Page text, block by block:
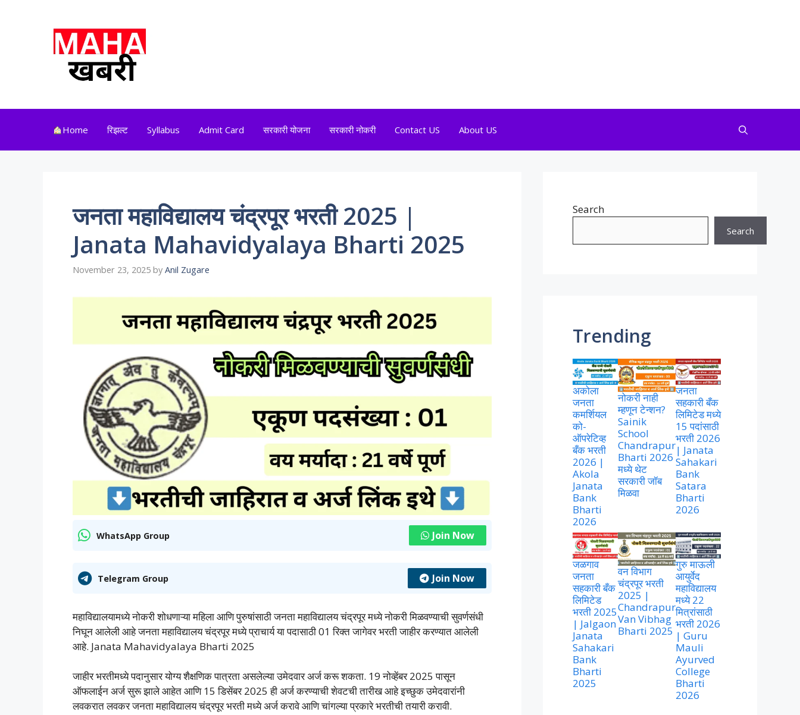
Home रिझल्ट Syllabus Admit Card सरकारी योजना सरकारी नोकरी Contact US About US
जनता महाविद्यालय चंद्रपूर भरती 2025 |
Janata Mahavidyalaya Bharti 2025
November 23, 2025 by Anil Zugare
WhatsApp Group Join Now
Telegram Group Join Now
महाविद्यालयामध्ये नोकरी शोधणाऱ्या महिला आणि पुरुषांसाठी जनता महाविद्यालय चंद्रपूर मध्ये नोकरी मिळवण्याची सुवर्णसंधी
निघून आलेली आहे जनता महाविद्यालय चंद्रपूर मध्ये प्राचार्य या पदासाठी 01 रिक्त जागेवर भरती जाहीर करण्यात आलेली
आहे. Janata Mahavidyalaya Bharti 2025
जाहीर भरतीमध्ये पदानुसार योग्य शैक्षणिक पात्रता असलेल्या उमेदवार अर्ज करू शकता. 19 नोव्हेंबर 2025 पासून
ऑफलाईन अर्ज सुरू झाले आहेत आणि 15 डिसेंबर 2025 ही अर्ज करण्याची शेवटची तारीख आहे इच्छुक उमेदवारांनी
लवकरात लवकर जनता महाविद्यालय चंद्रपूर भरती मध्ये अर्ज करावे आणि चांगल्या प्रकारे भरतीची तयारी करावी.
Search
Search
Trending
अकोला
जनता
कमर्शियल
को-
ऑपरेटिव्ह
बँक भरती
2026 |
Akola
Janata
Bank
Bharti
2026
नोकरी नाही
म्हणून टेन्शन?
Sainik
School
Chandrapur
Bharti 2026
मध्ये थेट
सरकारी जॉब
मिळवा
जनता
सहकारी बँक
लिमिटेड मध्ये
15 पदांसाठी
भरती 2026
| Janata
Sahakari
Bank
Satara
Bharti
2026
जळगाव
जनता
सहकारी बँक
लिमिटेड
भरती 2025
| Jalgaon
Janata
Sahakari
Bank
Bharti
2025
वन विभाग
चंद्रपूर भरती
2025 |
Chandrapur
Van Vibhag
Bharti 2025
गुरु माऊली
आयुर्वेद
महाविद्यालय
मध्ये 22
मित्रांसाठी
भरती 2026
| Guru
Mauli
Ayurved
College
Bharti
2026